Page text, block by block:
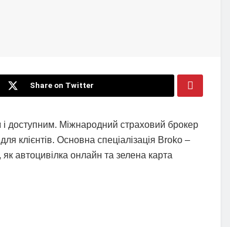
Share on Twitter
і доступним. Міжнародний страховий брокер
клієнтів. Основна спеціалізація Broko –
автоцивілка онлайн та зелена карта